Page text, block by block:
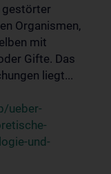
gestörter
Organismen,
mit
Gifte. Das
liegt...
ueber-
und-